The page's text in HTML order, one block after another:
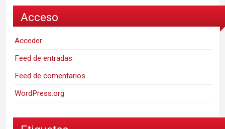
Acceso
Acceder
Feed de entradas
Feed de comentarios
WordPress.org